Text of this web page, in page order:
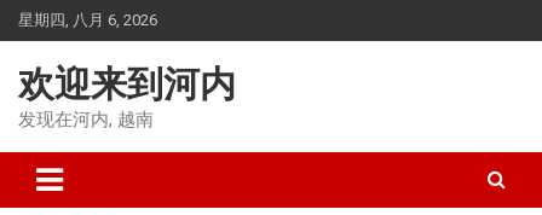
到
星期四, 八月 6, 2026
欢迎来到河内
发现在河内, 越南